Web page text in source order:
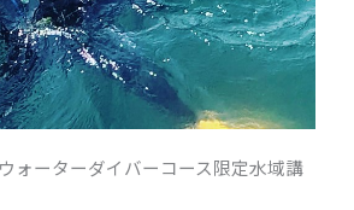
ォーターダイバーコース限定水域講